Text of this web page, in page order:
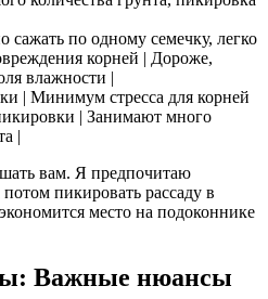
сажать по одному семечку, легко
корней | Дороже,
влажности |
| Минимум стресса для корней
| Занимают много
|
вам. Я предпочитаю
пикировать рассаду в
место на подоконнике
Важные нюансы